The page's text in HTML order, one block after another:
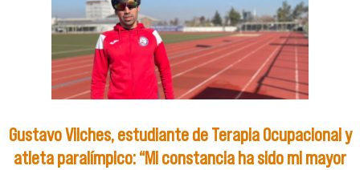
Gustavo Vilches, estudiante de Terapia Ocupacional y
atleta paralímpico: “Mi constancia ha sido mi mayor